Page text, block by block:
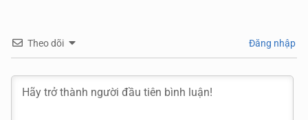
Theo dõi Đăng nhập